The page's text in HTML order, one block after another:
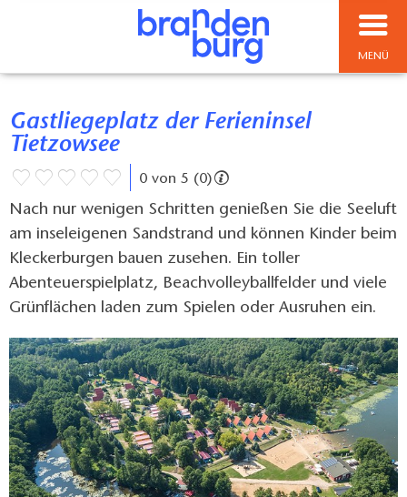
MENÜ
Gastliegeplatz der Ferieninsel
Tietzowsee
0 von 5 (0)
Nach nur wenigen Schritten genießen Sie die Seeluft
am inseleigenen Sandstrand und können Kinder beim
Kleckerburgen bauen zusehen. Ein toller
Abenteuerspielplatz, Beachvolleyballfelder und viele
Grünflächen laden zum Spielen oder Ausruhen ein.